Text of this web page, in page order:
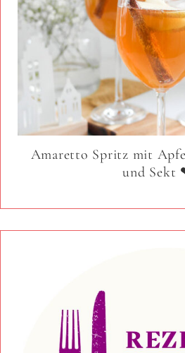
Amaretto Spritz mit
und Sekt